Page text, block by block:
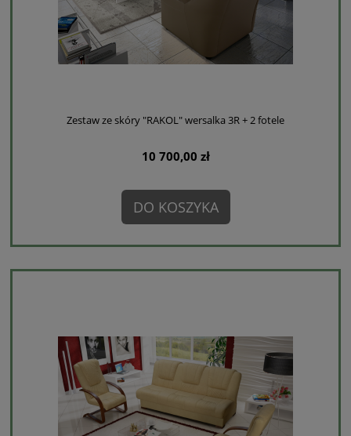
Zestaw ze skóry "RAKOL" wersalka 3R + 2 fotele
10 700,00 zł
DO KOSZYKA